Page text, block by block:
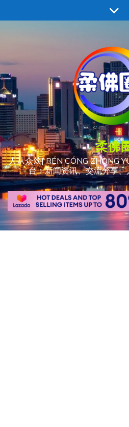
至
柔佛
人从众𠈌[ RÉN CÓNG ZHÒNG
台：新闻资讯、交流分享